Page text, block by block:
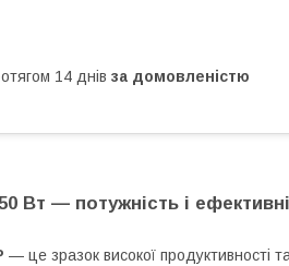
14 днів за домовленістю
Вт — потужність і
— це зразок високої продуктивності